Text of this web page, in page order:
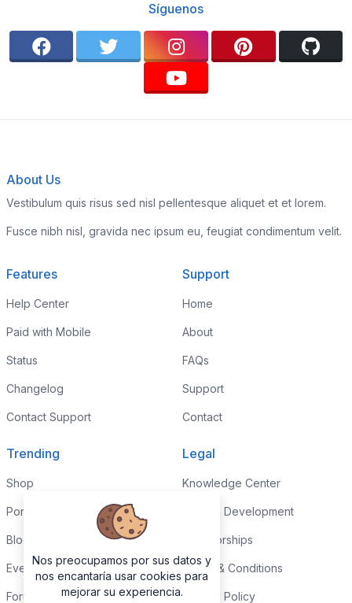
Síguenos
About Us
Vestibulum quis risus sed nisl pellentesque aliquet et et lorem.
Fusce nibh nisl, gravida nec ipsum eu, feugiat condimentum velit.
Features
Help Center
Paid with Mobile
Status
Changelog
Contact Support
Support
Home
About
FAQs
Support
Contact
Trending
Shop
Portfolio
Blog
Events
Forums
Legal
Knowledge Center
Custom Development
Sponsorships
Terms & Conditions
Privacy Policy
Nos preocupamos por sus datos y
nos encantaría usar cookies para
mejorar su experiencia.